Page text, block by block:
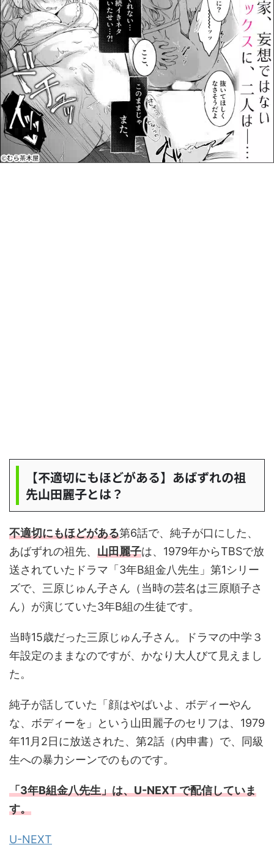
【不適切にもほどがある】あばずれの祖
先山田麗子とは？
不適切にもほどがある第6話で、純子が口にした、
あばずれの祖先、 山田麗子は、1979年からTBSで放
送されていたドラマ「3年B組金八先生」第1シリー
ズで、三原じゅん子さん（当時の芸名は三原順子さ
ん）が演じていた3年B組の生徒です。
当時15歳だった三原じゅん子さん。ドラマの中学３
年設定のままなのですが、かなり大人びて見えまし
た。
純子が話していた「顔はやばいよ、ボディーやん
な、ボディーを」という山田麗子のセリフは、1979
年11月2日に放送された、第2話（内申書）で、同級
生への暴力シーンでのものです。
「3年B組金八先生」は、U-NEXT で配信していま
す。
U-NEXT